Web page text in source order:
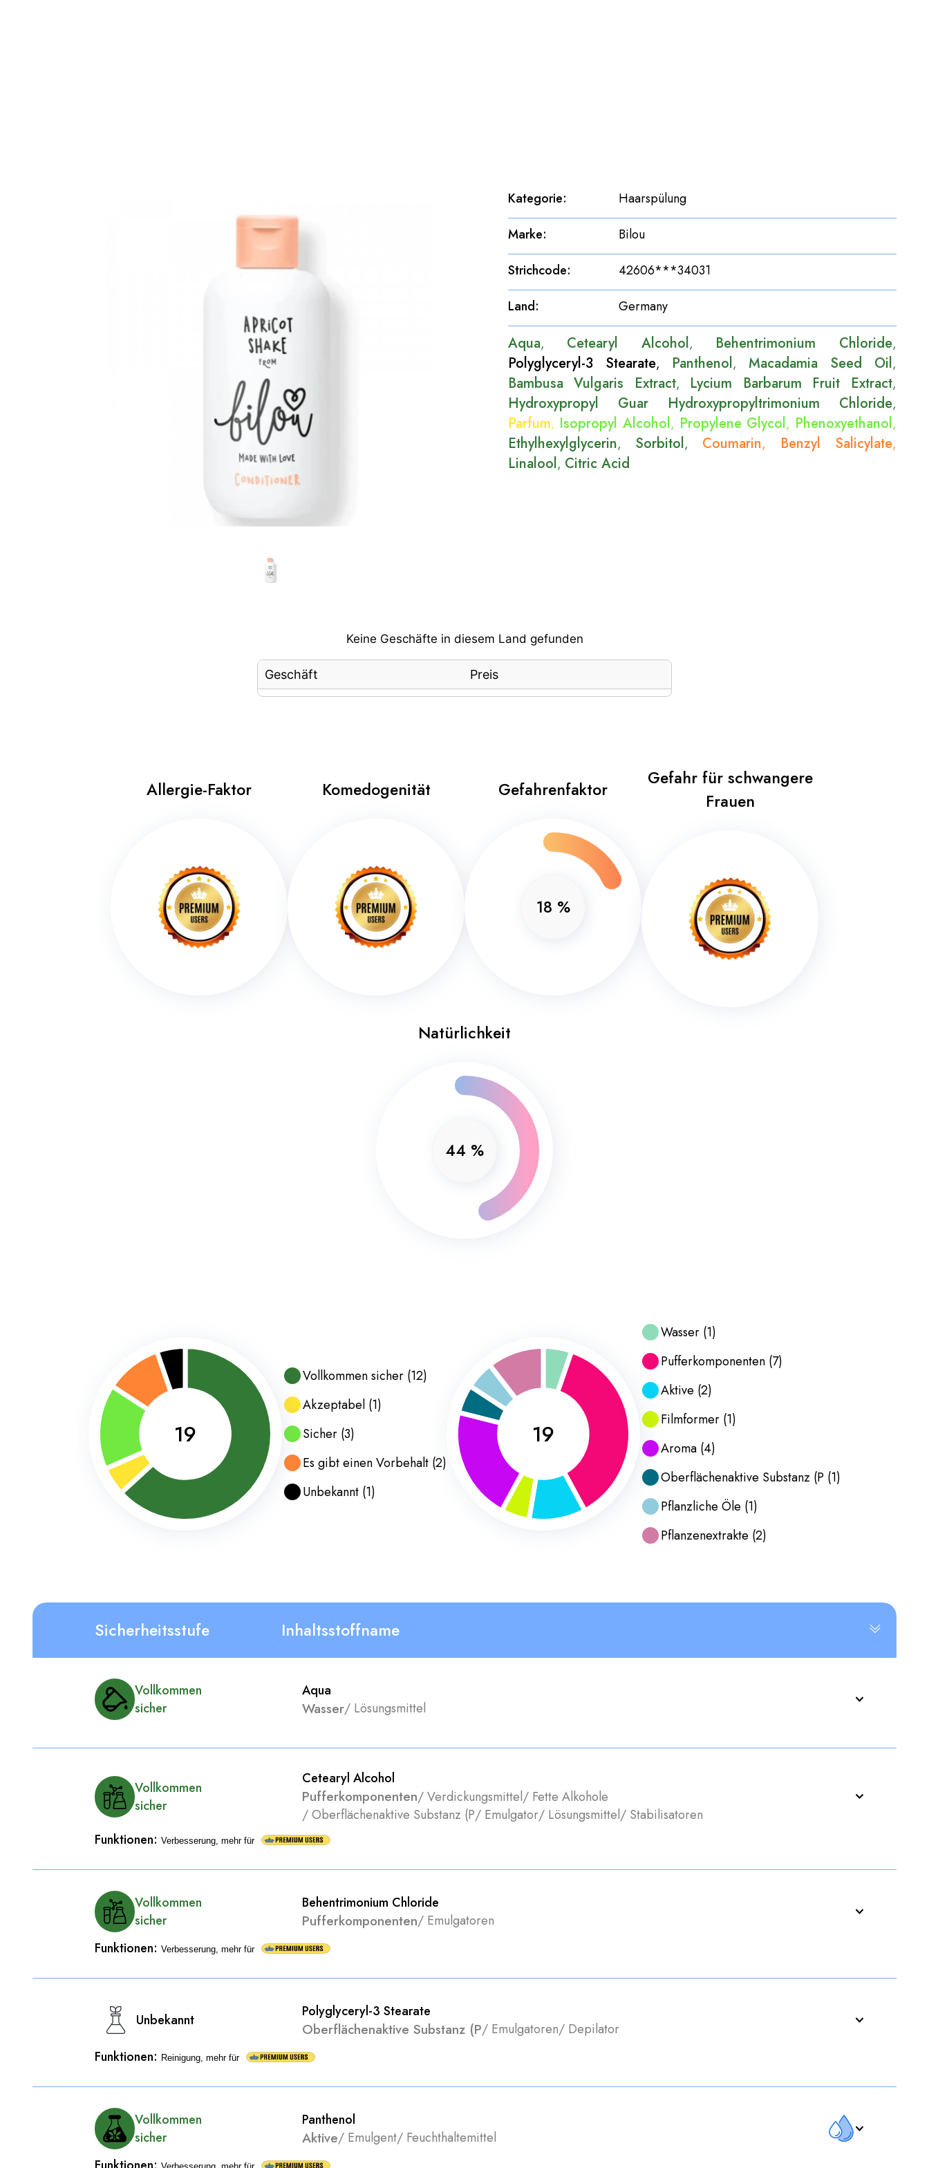
Kategorie:
Haarspülung
Marke:
Bilou
Strichcode:
42606***34031
Land: Germany
Aqua, Cetearyl Alcohol, Behentrimonium Chloride,
Polyglyceryl-3 Stearate, Panthenol, Macadamia Seed Oil,
Bambusa Vulgaris Extract, Lycium Barbarum Fruit Extract,
Hydroxypropyl Guar Hydroxypropyltrimonium Chloride,
Parfum, Isopropyl Alcohol, Propylene Glycol, Phenoxyethanol,
Ethylhexylglycerin, Sorbitol, Coumarin, Benzyl Salicylate,
Linalool, Citric Acid
Keine Geschäfte in diesem Land gefunden
Geschäft Preis
Allergie-Faktor Komedogenität Gefahrenfaktor
18 %
Gefahr für schwangere
Frauen
Natürlichkeit
44 %
19
Vollkommen sicher (12)
Akzeptabel (1)
Sicher (3)
Es gibt einen Vorbehalt (2)
Unbekannt (1)
19
Wasser (1)
Pufferkomponenten (7)
Aktive (2)
Filmformer (1)
Aroma (4)
Oberflächenaktive Substanz (P (1)
Pflanzliche Öle (1)
Pflanzenextrakte (2)
Sicherheitsstufe Inhaltsstoffname
Vollkommen
sicher
Aqua
Wasser/ Lösungsmittel
Vollkommen
sicher
Cetearyl Alcohol
Pufferkomponenten/Verdickungsmittel/ Fette Alkohole
/Oberflächenaktive Substanz (P/ Emulgator/ Lösungsmittel/ Stabilisatoren
Funktionen: Verbesserung, mehr für
Vollkommen
sicher
Behentrimonium Chloride
Pufferkomponenten/ Emulgatoren
Funktionen: Verbesserung, mehr für
Unbekannt
Polyglyceryl-3 Stearate
Oberflächenaktive Substanz (P/ Emulgatoren/ Depilator
Funktionen: Reinigung, mehr für
Vollkommen
sicher
Panthenol
Aktive/ Emulgent/ Feuchthaltemittel